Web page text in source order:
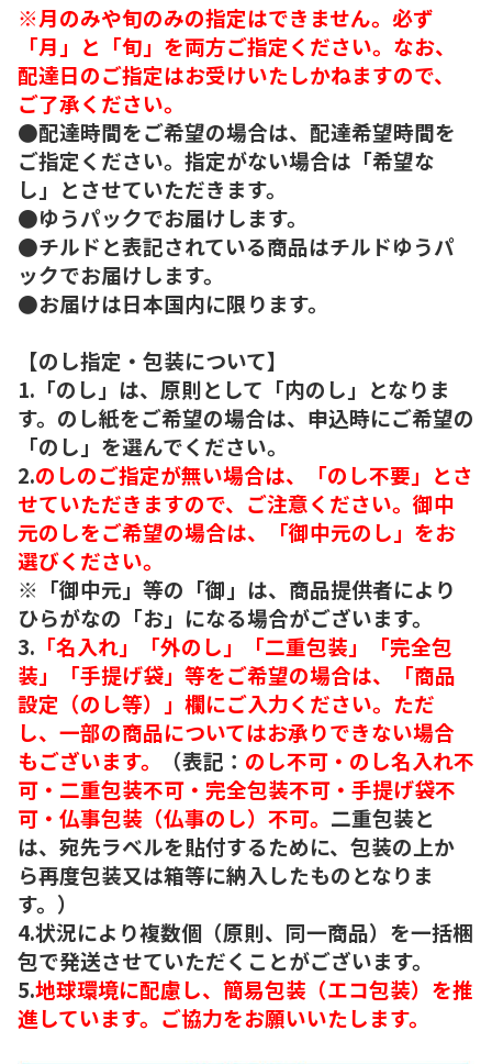
※月のみや旬のみの指定はできません。必ず
「月」と「旬」を両方ご指定ください。なお、
配達日のご指定はお受けいたしかねますので、
ご了承ください。
●配達時間をご希望の場合は、配達希望時間を
ご指定ください。指定がない場合は「希望な
し」とさせていただきます。
●ゆうパックでお届けします。
●チルドと表記されている商品はチルドゆうパ
ックでお届けします。
●お届けは日本国内に限ります。
【のし指定・包装について】
1.「のし」は、原則として「内のし」となりま
す。のし紙をご希望の場合は、申込時にご希望の
「のし」を選んでください。
2.のしのご指定が無い場合は、「のし不要」とさ
せていただきますので、ご注意ください。御中
元のしをご希望の場合は、「御中元のし」をお
選びください。
※「御中元」等の「御」は、商品提供者により
ひらがなの「お」になる場合がございます。
3. 「名入れ」「外のし」「二重包装」「完全包
装」「手提げ袋」等をご希望の場合は、「商品
設定（のし等）」欄にご入力ください。ただ
し、一部の商品についてはお承りできない場合
もございます。
（表記： のし不可・のし名入れ不
可・二重包装不可・完全包装不可・手提げ袋不
可・仏事包装（仏事のし）不可。 二重包装と
は、宛先ラベルを貼付するために、包装の上か
ら再度包装又は箱等に納入したものとなりま
す。）
4.状況により複数個（原則、同一商品）を一括梱
包で発送させていただくことがございます。
5.地球環境に配慮し、簡易包装（エコ包装）を推
進しています。ご協力をお願いいたします。